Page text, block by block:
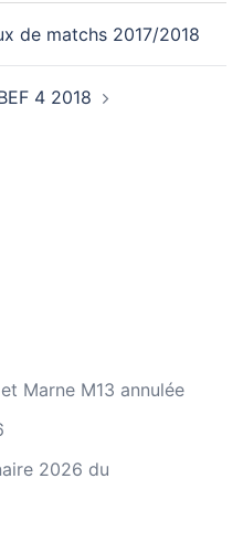
de matchs 2017/2018
4 2018
Marne M13 annulée
2026 du